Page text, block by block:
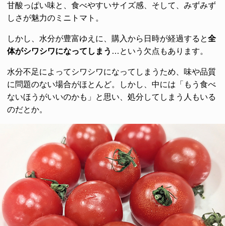
甘酸っぱい味と、食べやすいサイズ感、そして、みずみず
しさが魅力のミニトマト。
しかし、水分が豊富ゆえに、購入から日時が経過すると全
体がシワシワになってしまう …という欠点もあります。
水分不足によってシワシワになってしまうため、味や品質
に問題のない場合がほとんど。しかし、中には「もう食べ
ないほうがいいのかも」と思い、処分してしまう人もいる
のだとか。